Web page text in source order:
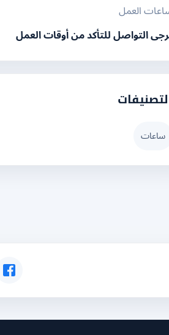
العمل
التواصل للتأكد من أوقات العمل
ساعات